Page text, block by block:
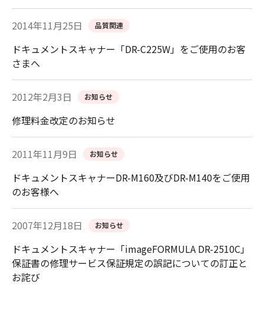
2014年11月25日 品質関連
ドキュメントスキャナー「DR-C225W」をご使用のお客
さまへ
2012年2月3日 お知らせ
修理料金改定のお知らせ
2011年11月9日 お知らせ
ドキュメントスキャナーDR-M160及びDR-M140をご使用
のお客様へ
2007年12月18日 お知らせ
ドキュメントスキャナー「imageFORMULA DR-2510C」
保証書の修理サービス保証規定の誤記についての訂正と
お詫び